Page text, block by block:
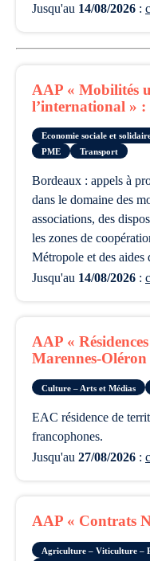
Jusqu'au 14/08/2026 :
AAP « Mobilités
l’international » :
Economie sociale et
PME
Transport
Bordeaux : appels à projets de solidarité internationale
dans le domaine des
associations, des
les zones de
Métropole et des aides
Jusqu'au 14/08/2026 :
AAP «
Marennes-Oléron
Culture – Arts et Médias
EAC résidence de territoire, adressée à des artistes
francophones.
Jusqu'au 27/08/2026 :
AAP « Contrats
Agriculture – Viticulture –